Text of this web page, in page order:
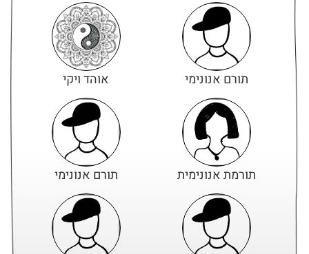
תורם אנונימי אוהד ויקי
תורמת אנונימית תורם אנונימי